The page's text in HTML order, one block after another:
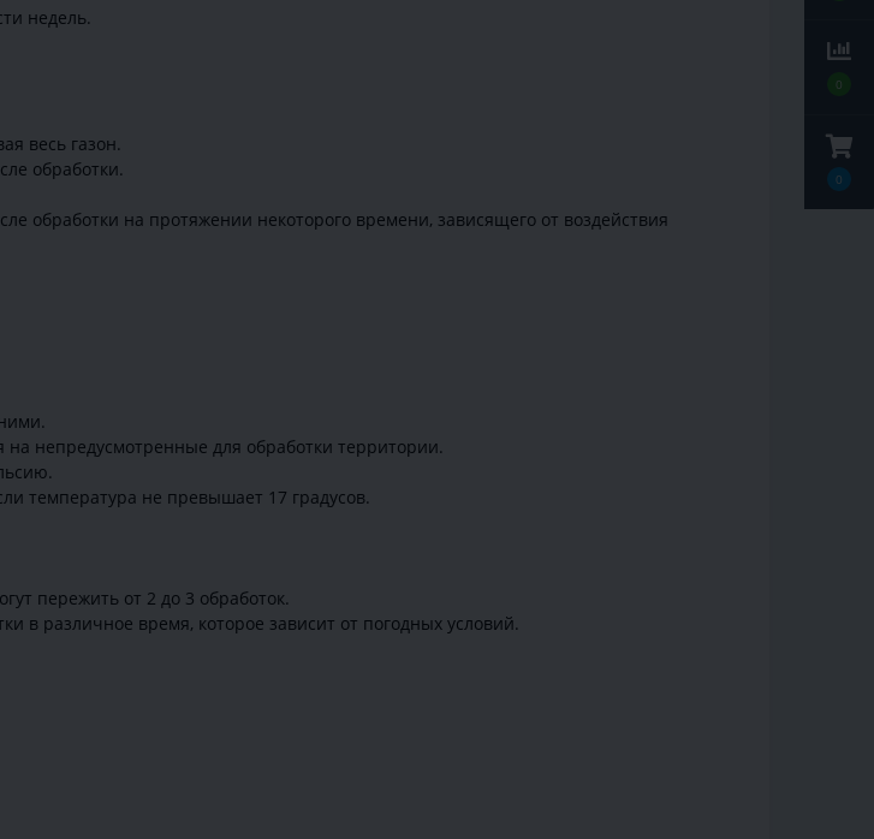
0
0
недель.
весь газон.
обработки.
обработки на протяжении некоторого времени, зависящего от воздействия
непредусмотренные для обработки территории.
температура не превышает 17 градусов.
пережить от 2 до 3 обработок.
в различное время, которое зависит от погодных условий.